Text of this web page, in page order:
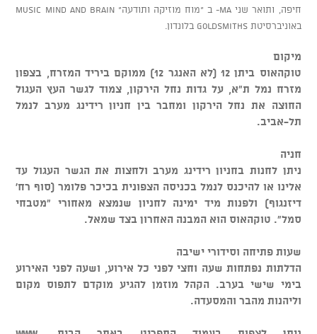
חיפה, ותואר שני MA- ב "מוח מוזיקה ותודעה" Music Mind and Brain
באוניברסיטת Goldsmiths בלונדון.
מיקום
טוקהאוס ביתן 12 (לא האנגר 12) ממוקם ביריד המזרח, בצפון
מזרח נמל ת"א, על גדות נחל הירקון, צמוד לגשר העץ העגול
החוצה את נחל הירקון ומחבר בין חניון רידינג מערב לנמל
תל-אביב.
חניה
ניתן לחנות בחניון רידינג מערב ולחצות את הגשר העגול עד
אלינו או להיכנס לנמל בכניסה הצפונית בכיכר פלומר (סוף רח'
דיזנגוף) ולפנות מיד ימינה לחניון שנמצא מאחורי "מטבחי
סמל". טוקהאוס הוא המבנה האחרון בצד שמאל.
שעות פתיחה וסידורי ישיבה
הדלתות נפתחות שעה וחצי לפני כל אירוע, ושעה לפני האירוע
בימי שישי בערב. הקהל מוזמן להגיע מוקדם לתפוס מקום
וליהנות מהבר והמסעדה.